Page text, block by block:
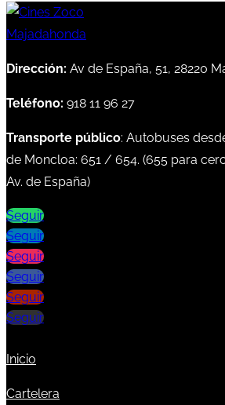
Dirección: Av de España, 51, 28220
Teléfono: 918 11 96 27
Transporte público: Autobuses
de Moncloa: 651 / 654. (655 para
Av. de España)
Seguir
Seguir
Seguir
Seguir
Seguir
Seguir
Inicio
Cartelera